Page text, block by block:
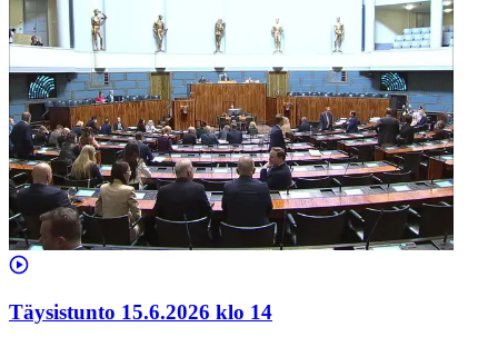
Täysistunto 15.6.2026 klo 14